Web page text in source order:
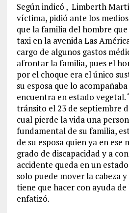
Según indicó , Limberth
víctima, pidió ante los
que la familia del hombre
taxi en la avenida Las
cargo de algunos gastos
afrontar la familia, pues el
por el choque era el único
su esposa que lo
encuentra en estado vegetal.
tránsito el 23 de septiembre
cual pierde la vida una
fundamental de su familia,
de su esposa quien ya en
grado de discapacidad y a
accidente queda en un
solo puede mover la cabeza
tiene que hacer con ayuda de
enfatizó.